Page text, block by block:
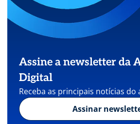
Assine a newsletter da
Digital
Receba as principais notícias do
Assinar